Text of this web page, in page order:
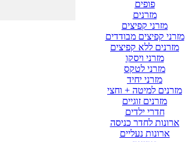
פופים
מזרנים
מזרני קפיצים
מזרני קפיצים מבודדים
מזרנים ללא קפיצים
מזרני ויסקו
מזרני לטקס
מזרני יחיד
מזרנים למיטה + וחצי
מזרנים זוגיים
חדרי ילדים
ארונות לחדר כניסה
ארונות נעליים